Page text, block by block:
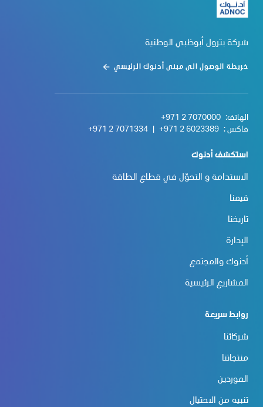
شركة بترول أبوظبي الوطنية
خريطة الوصول الى مبنى أدنوك الرئيسي
الهاتف: +971 2 7070000
فاكس : +971 2 6023389
+971 2 7071334
استكشف أدنوك
الاستدامة و التحوّل في قطاع الطاقة
قيمنا
تاريخنا
الإدارة
أدنوك والمجتمع
المشاريع الرئيسية
روابط سريعة
شركائنا
منتجاتنا
الموردين
تنبيه من الاحتيال